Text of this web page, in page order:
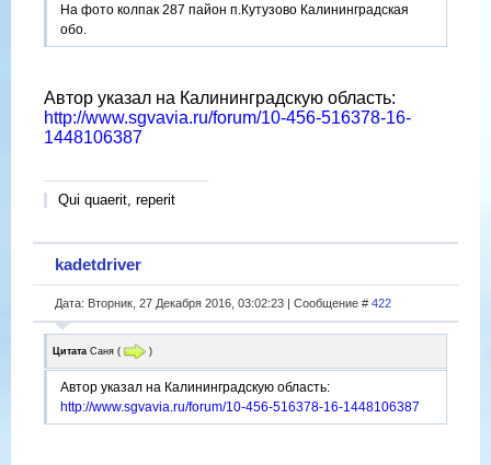
На фото колпак 287 пайон п.Кутузово Калининградская
обо.
Автор указал на Калининградскую область:
http://www.sgvavia.ru/forum/10-456-516378-16-
1448106387
Qui quaerit, reperit
kadetdriver
Дата: Вторник, 27 Декабря 2016, 03:02:23 | Сообщение # 422
Цитата Саня ( )
Автор указал на Калининградскую область:
http://www.sgvavia.ru/forum/10-456-516378-16-1448106387